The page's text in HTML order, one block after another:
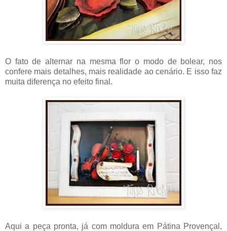
O fato de alternar na mesma flor o modo de bolear, nos
confere mais detalhes, mais realidade ao cenário. E isso faz
muita diferença no efeito final.
Aqui a peça pronta, já com moldura em Pátina Provençal,